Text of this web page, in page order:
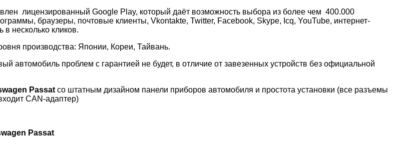
лицензированный Google Play, который даёт возможность выбора из более чем 400.000
браузеры, почтовые клиенты, Vkontakte, Twitter, Facebook, Skype, Icq, YouTube, интернет-
несколько кликов.
производства: Японии, Кореи, Тайвань.
автомобиль проблем с гарантией не будет, в отличие от завезенных устройств без официальной
Passat со штатным дизайном панели приборов автомобиля и простота установки (все разъемы
CAN-адаптер)
Passat